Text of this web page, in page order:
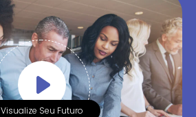
Visualize Seu Futuro